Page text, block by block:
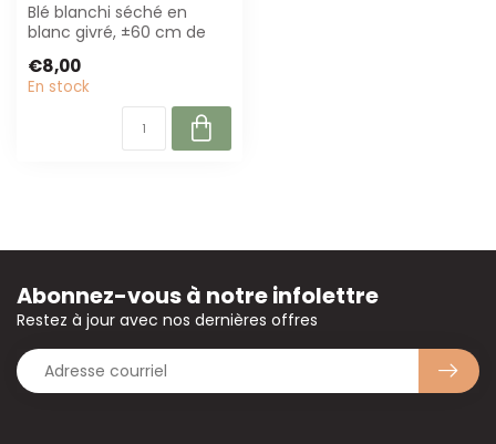
Blé blanchi séché en
blanc givré, ±60 cm de
Parfait p...
€8,00
En stock
Abonnez-vous à notre infolettre
Restez à jour avec nos dernières offres